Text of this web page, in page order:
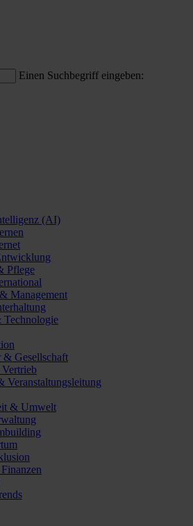
Einen Suchbegriff eingeben:
(AI)
Pflege
Management
Gesellschaft
Veranstaltungsleitung
& Umwelt